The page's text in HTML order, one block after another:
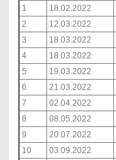
1
18.02.2022
2
12.03.2022
3
18.03.2022
4
18.03.2022
5
19.03.2022
6
21.03.2022
7
02.04.2022
8
08.05.2022
9
20.07.2022
10
03.09.2022